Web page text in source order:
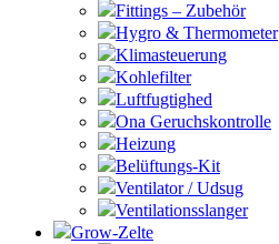
Fittings – Zubehör
Hygro & Thermometer
Klimasteuerung
Kohlefilter
Luftfugtighed
Ona Geruchskontrolle
Heizung
Belüftungs-Kit
Ventilator / Udsug
Ventilationsslanger
Grow-Zelte